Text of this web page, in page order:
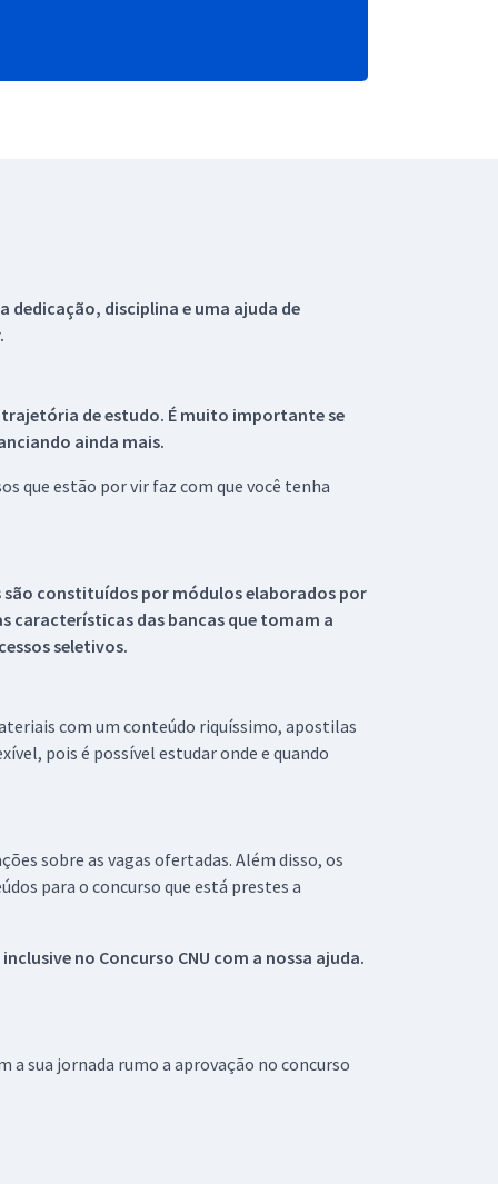
dedicação, disciplina e uma ajuda de
de estudo. É muito importante se
ainda mais.
que estão por vir faz com que você tenha
são constituídos por módulos elaborados por
características das bancas que tomam a
seletivos.
com um conteúdo riquíssimo, apostilas
pois é possível estudar onde e quando
sobre as vagas ofertadas. Além disso, os
para o concurso que está prestes a
no Concurso CNU com a nossa ajuda.
a sua jornada rumo a aprovação no concurso